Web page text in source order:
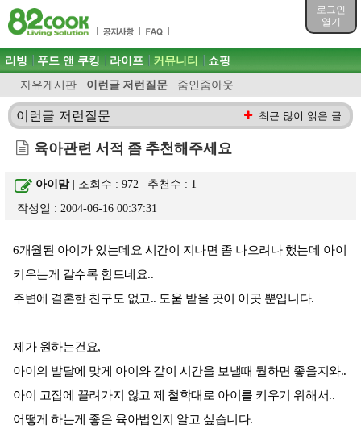
로그인
열기
목차
주메뉴 바로가기
컨텐츠 바로가기
검색 바로가기
로그인 바로가기
주메뉴
리빙 푸드 앤 쿠킹 라이프 커뮤니티
자유게시판 이런글 저런질문 줌인줌아웃
쇼핑
이런글 저런질문 최근 많이 읽은 글
육아관련 서적 좀 추천해주세요
아이맘| 조회수 : 972 | 추천수 : 1
작성일 : 2004-06-16 00:37:31
6개월된 아이가 있는데요 시간이 지나면 좀 나으려나 했는데 아이
키우는게 갈수록 힘드네요..
주변에 결혼한 친구도 없고.. 도움 받을 곳이 이곳 뿐입니다.
제가 원하는건요,
아이의 발달에 맞게 아이와 같이 시간을 보낼때 뭘하면 좋을지와..
아이 고집에 끌려가지 않고 제 철학대로 아이를 키우기 위해서..
어떻게 하는게 좋은 육아법인지 알고 싶습니다.